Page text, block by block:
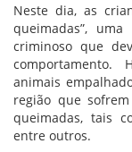
Neste dia, as
queimadas”,
criminoso que
comportamento.
animais
região que
queimadas, tais
entre outros.